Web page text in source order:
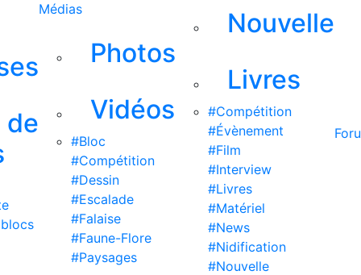
de
Médias
Photos
Vidéos
#Bloc
#Compétition
#Dessin
#Escalade
#Falaise
#Faune-Flore
#Paysages
Nouvelle
Livres
#Compétition
#Évènement
#Film
#Interview
#Livres
#Matériel
#News
#Nidification
#Nouvelle